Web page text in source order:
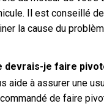
Il est conseillé
la cause du
je faire
aide à assurer une
de faire